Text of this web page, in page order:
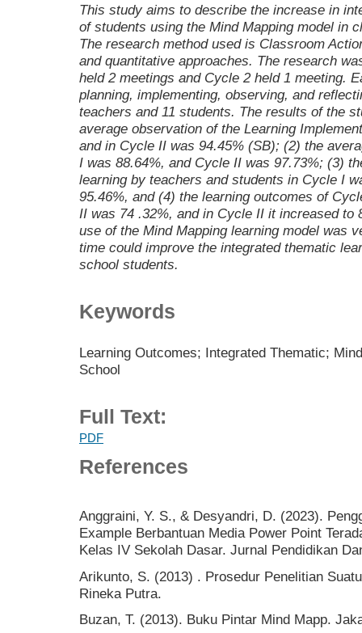
This study aims to describe the increase in
of students using the Mind Mapping model in
The research method used is Classroom
and quantitative approaches. The research
held 2 meetings and Cycle 2 held 1 meeting.
planning, implementing, observing, and
teachers and 11 students. The results of the
average observation of the Learning
and in Cycle II was 94.45% (SB); (2) the
I was 88.64%, and Cycle II was 97.73%; (3)
learning by teachers and students in Cycle I
95.46%, and (4) the learning outcomes of
II was 74 .32%, and in Cycle II it increased to
use of the Mind Mapping learning model was
time could improve the integrated thematic
school students.
Keywords
Learning Outcomes; Integrated Thematic;
School
Full Text:
PDF
References
Anggraini, Y. S., & Desyandri, D. (2023).
Example Berbantuan Media Power Point
Kelas IV Sekolah Dasar. Jurnal Pendidikan
Arikunto, S. (2013) . Prosedur Penelitian
Rineka Putra.
Buzan, T. (2013). Buku Pintar Mind Mapp.